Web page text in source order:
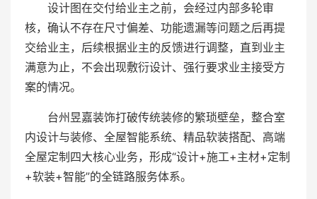
设计图在交付给业主之前，会经过内部多轮审
核，确认不存在尺寸偏差、功能遗漏等问题之后再提
交给业主，后续根据业主的反馈进行调整，直到业主
满意为止，不会出现敷衍设计、强行要求业主接受方
案的情况。
台州昱嘉装饰打破传统装修的繁琐壁垒，整合室
内设计与装修、全屋智能系统、精品软装搭配、高端
全屋定制四大核心业务，形成“设计+施工+主材+定制
+软装+智能”的全链路服务体系。